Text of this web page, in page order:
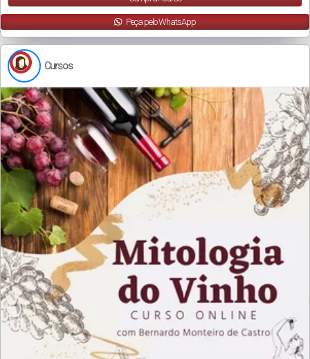
Peça pelo WhatsApp
Cursos